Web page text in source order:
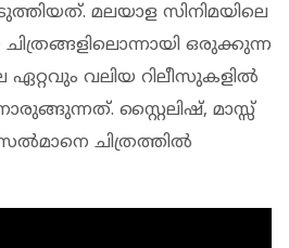
മലയാള സിനിമയിലെ
ഒരുക്കുന്ന
ഏറ്റവും വലിയ റിലീസുകളില്‍
സ്റ്റൈലിഷ്, മാസ്സ്
ചിത്രത്തില്‍